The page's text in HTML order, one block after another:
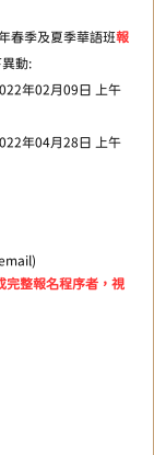
春季及夏季華語班報
動:
年02月09日 上午
年04月28日 上午
完整報名程序者，視